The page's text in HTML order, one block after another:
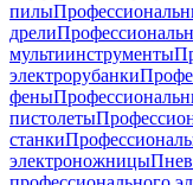
пилы
дрели
мультиинструменты
электрорубанки
фены
пистолеты
станки
электроножницы